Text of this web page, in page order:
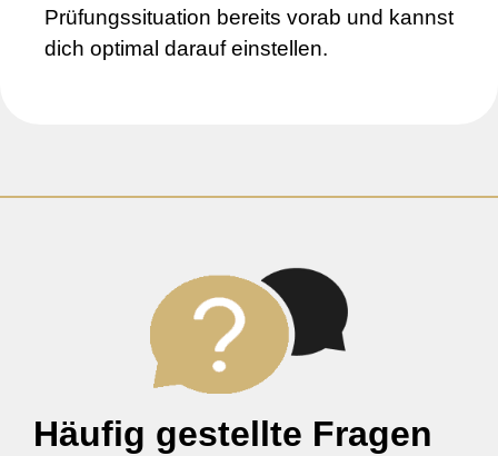
Prüfungssituation bereits vorab und kannst
dich optimal darauf einstellen.
Häufig gestellte Fragen